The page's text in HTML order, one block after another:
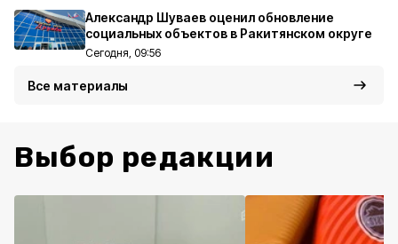
Александр Шуваев оценил обновление
социальных объектов в Ракитянском округе
Сегодня, 09:56
Все материалы
Выбор редакции